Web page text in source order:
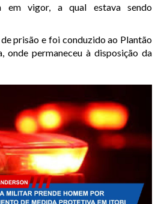
em vigor, a qual estava sendo
prisão e foi conduzido ao Plantão
onde permaneceu à disposição da